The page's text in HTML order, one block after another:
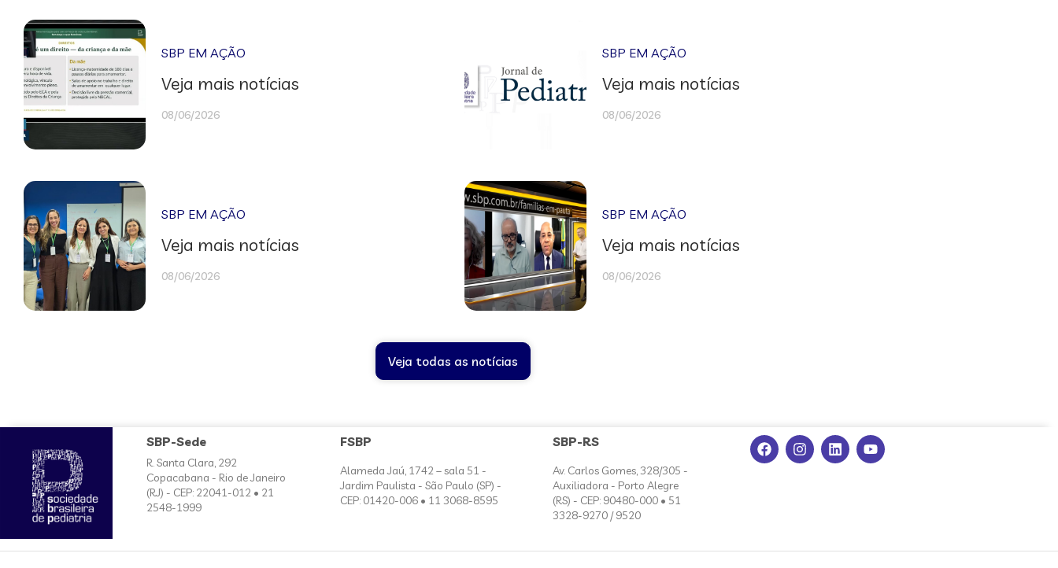
SBP EM AÇÃO
Veja mais notícias
08/06/2026
SBP EM AÇÃO
Veja mais notícias
08/06/2026
SBP EM AÇÃO
Veja mais notícias
08/06/2026
SBP EM AÇÃO
Veja mais notícias
08/06/2026
Veja todas as notícias
SBP-Sede
R. Santa Clara, 292
Copacabana - Rio de Janeiro
(RJ) - CEP: 22041-012 • 21
2548-1999
FSBP
Alameda Jaú, 1742 – sala 51 -
Jardim Paulista - São Paulo (SP) -
CEP: 01420-006 • 11 3068-8595
SBP-RS
Av. Carlos Gomes, 328/305 -
Auxiliadora - Porto Alegre
(RS) - CEP: 90480-000 • 51
3328-9270 / 9520